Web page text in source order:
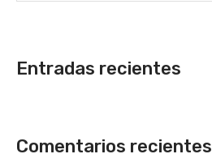
Entradas recientes
Comentarios recientes